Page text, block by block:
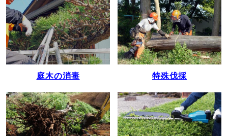
庭木の消毒 特殊伐採